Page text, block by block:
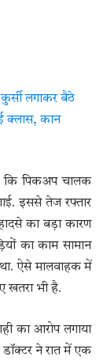
लगाकर बैठे
क्लास, कान
कि पिकअप चालक
इससे तेज रफ्तार
का बड़ा कारण
का काम सामान
ऐसे मालवाहक में
खतरा भी है.
का आरोप लगाया
डॉक्टर ने रात में एक